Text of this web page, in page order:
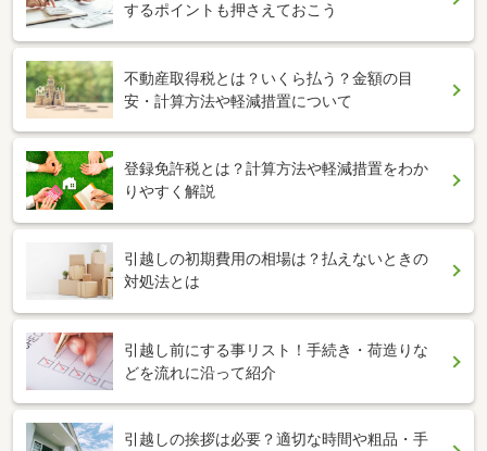
するポイントも押さえておこう
不動産取得税とは？いくら払う？金額の目
安・計算方法や軽減措置について
登録免許税とは？計算方法や軽減措置をわか
りやすく解説
引越しの初期費用の相場は？払えないときの
対処法とは
引越し前にする事リスト！手続き・荷造りな
どを流れに沿って紹介
引越しの挨拶は必要？適切な時間や粗品・手